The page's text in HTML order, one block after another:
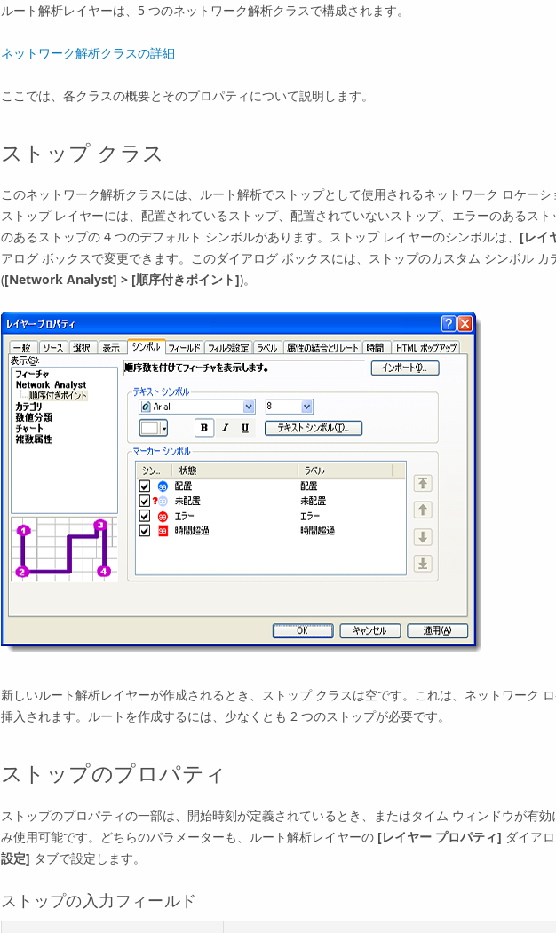
ルート解析レイヤーは、5 つのネットワーク解析クラスで構成されます。
ネットワーク解析クラスの詳細
ここでは、各クラスの概要とそのプロパティについて説明します。
ストップ クラス
このネットワーク解析クラスには、ルート解析でストップとして使用されるネットワーク ロケーシ
ストップ レイヤーには、配置されているストップ、配置されていないストップ、エラーのあるス
のあるストップの 4 つのデフォルト シンボルがあります。ストップ レイヤーのシンボルは、 [レイ
アログ ボックスで変更できます。このダイアログ ボックスには、ストップのカスタム シンボル カ
([Network Analyst] > [順序付きポイント])。
新しいルート解析レイヤーが作成されるとき、ストップ クラスは空です。これは、ネットワーク
挿入されます。ルートを作成するには、少なくとも 2 つのストップが必要です。
ストップのプロパティ
ストップのプロパティの一部は、開始時刻が定義されているとき、またはタイム ウィンドウが有
み使用可能です。どちらのパラメーターも、ルート解析レイヤーの [レイヤー プロパティ] ダイア
設定] タブで設定します。
ストップの入力フィールド